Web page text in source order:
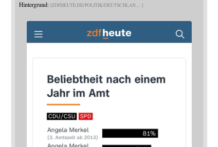
Hintergrund: ZDFHEUTE.DE/POLITIK/DEUTSCHLAN